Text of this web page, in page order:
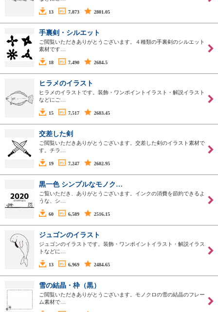
13 7,873 2801.05
手裏剣・シルエット
ご閲覧いただきありがとうございます。４種類の手裏剣のシルエット
素材です…
18 7,490 2684.5
ヒラメのイラスト
ヒラメのイラストです。装飾・ワンポイントイラスト・解説イラスト
などにご…
15 7,517 2683.45
交差した剣
ご閲覧いただきありがとうございます。交差した剣のイラスト素材で
す。チラ…
19 7,247 2602.95
黒一色 シンプルなモノク…
ご覧いただき、ありがとうございます。インクの消費を節約できるよ
うな、シ…
60 6,589 2516.15
ジュゴンのイラスト
ジュゴンのイラストです。装飾・ワンポイントイラスト・解説イラス
トなどに…
13 6,969 2484.65
雪の結晶・枠（黒）
ご閲覧いただきありがとうございます。モノクロの雪の結晶のフレー
ム素材で…